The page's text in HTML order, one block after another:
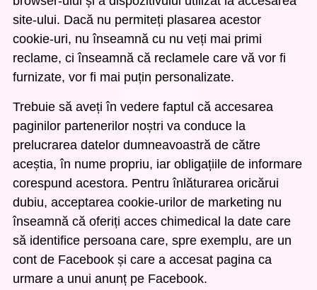
site-ului. Dacă nu permiteți plasarea acestor
cookie-uri, nu înseamnă cu nu veți mai primi
reclame, ci înseamnă că reclamele care vă vor fi
furnizate, vor fi mai puțin personalizate.
Trebuie să aveți în vedere faptul că accesarea
paginilor partenerilor noștri va conduce la
prelucrarea datelor dumneavoastră de către
aceștia, în nume propriu, iar obligațiile de informare
corespund acestora. Pentru înlăturarea oricărui
dubiu, acceptarea cookie-urilor de marketing nu
înseamnă că oferiți acces chimedical la date care
să identifice persoana care, spre exemplu, are un
cont de Facebook și care a accesat pagina ca
urmare a unui anunț pe Facebook.